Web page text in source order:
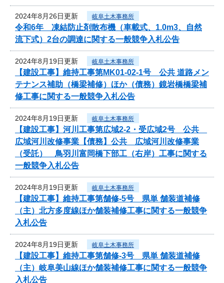
2024年8月26日更新 岐阜土木事務所
令和6年 凍結防止剤散布機（車載式、1.0m3、自然
流下式）2台の調達に関する一般競争入札公告
2024年8月19日更新 岐阜土木事務所
【建設工事】維持工事第MK01-02-1号 公共 道路メン
テナンス補助（橋梁補修）ほか（債務）鏡岩橋橋梁補
修工事に関する一般競争入札公告
2024年8月19日更新 岐阜土木事務所
【建設工事】河川工事第広域2-2・受広域2号 公共
広域河川改修事業【債務】公共 広域河川改修事業
（受託） 鳥羽川富岡橋下部工（右岸）工事に関する
一般競争入札公告
2024年8月19日更新 岐阜土木事務所
【建設工事】維持工事第舗修-5号 県単 舗装道補修
（主）北方多度線ほか舗装補修工事に関する一般競争
入札公告
2024年8月19日更新 岐阜土木事務所
【建設工事】維持工事第舗修-3号 県単 舗装道補修
（主）岐阜美山線ほか舗装補修工事に関する一般競争
入札公告